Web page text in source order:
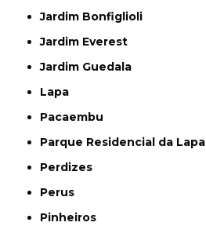
Jardim Bonfiglioli
Jardim Everest
Jardim Guedala
Lapa
Pacaembu
Parque Residencial da Lapa
Perdizes
Perus
Pinheiros